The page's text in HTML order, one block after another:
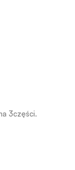
3części.